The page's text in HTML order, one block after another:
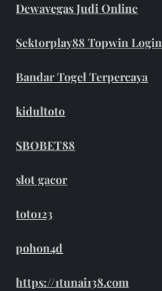
Dewavegas Judi Online
Sektorplay88 Topwin Login
Bandar Togel Terpercaya
kidultoto
SBOBET88
slot gacor
toto123
pohon4d
https://1tunai138.com